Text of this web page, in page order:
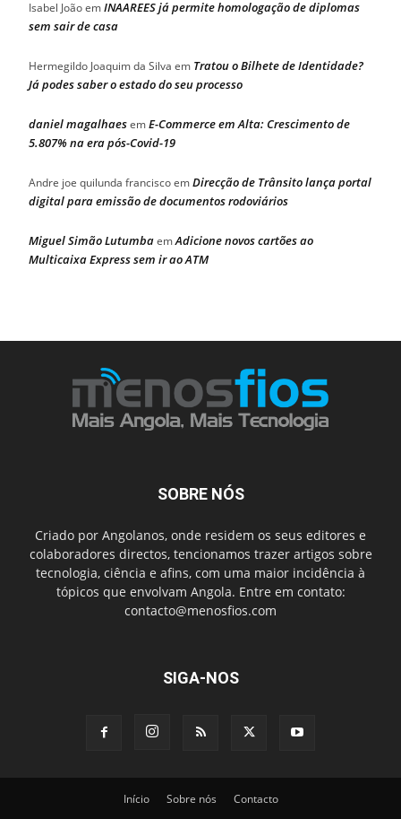
Isabel JoãoemINAAREES já permite homologação de diplomas
sem sair de casa
Hermegildo Joaquim da Silva em Tratou o Bilhete de Identidade?
Já podes saber o estado do seu processo
daniel magalhaesemE-Commerce em Alta: Crescimento de
5.807% na era pós-Covid-19
Andre joe quilunda franciscoemDirecção de Trânsito lança portal
digital para emissão de documentos rodoviários
Miguel Simão LutumbaemAdicione novos cartões ao
Multicaixa Express sem ir ao ATM
SOBRE NÓS
Criado por Angolanos, onde residem os seus editores e
colaboradores directos, tencionamos trazer artigos sobre
tecnologia, ciência e afins, com uma maior incidência à
tópicos que envolvam Angola. Entre em contato:
contacto@menosfios.com
SIGA-NOS
Início Sobre nós Contacto